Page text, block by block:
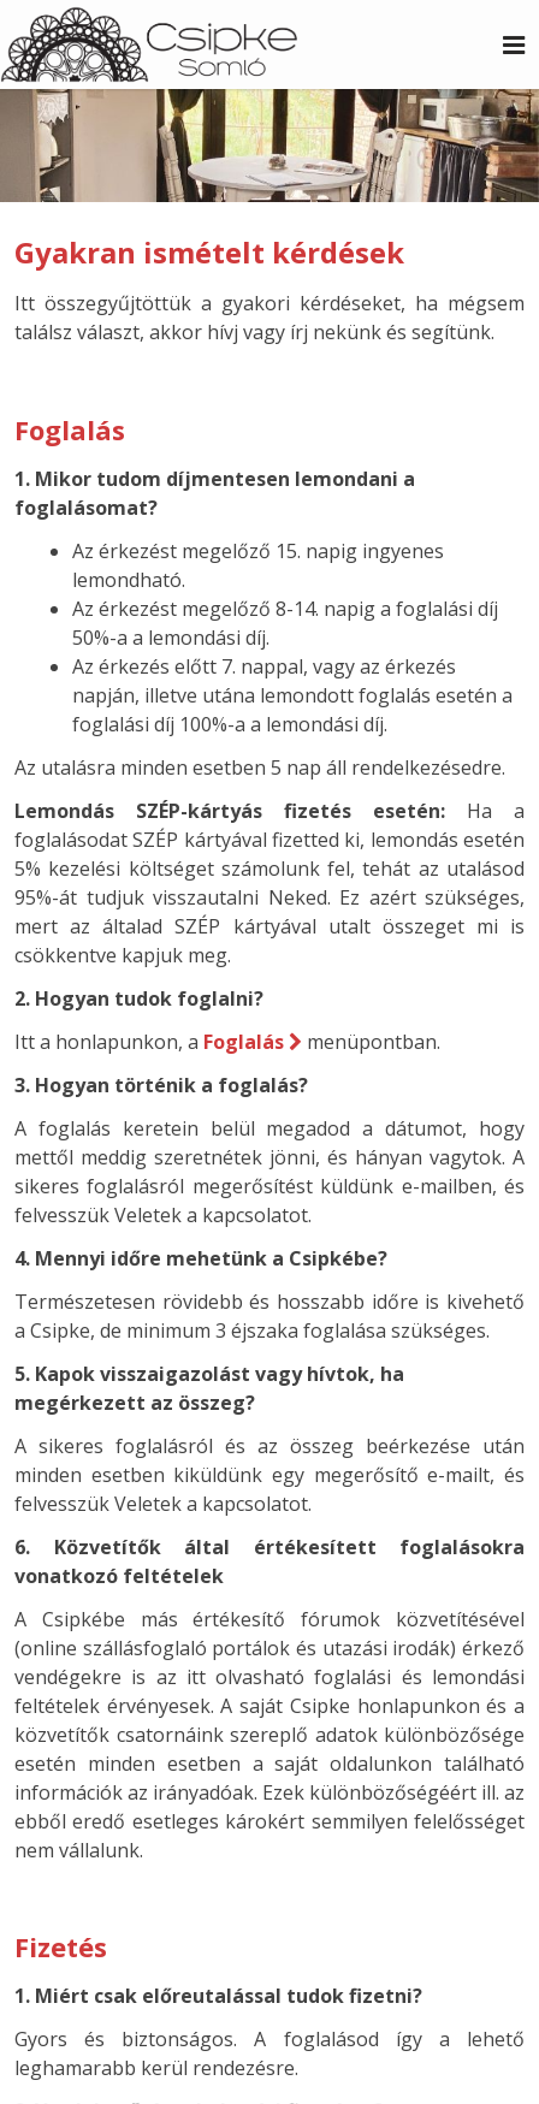
Gyakran ismételt kérdések
Itt összegyűjtöttük a gyakori kérdéseket, ha mégsem
találsz választ, akkor hívj vagy írj nekünk és segítünk.
Foglalás
1. Mikor tudom díjmentesen lemondani a
foglalásomat?
Az érkezést megelőző 15. napig ingyenes
lemondható.
Az érkezést megelőző 8-14. napig a foglalási díj
50%-a a lemondási díj.
Az érkezés előtt 7. nappal, vagy az érkezés
napján, illetve utána lemondott foglalás esetén a
foglalási díj 100%-a a lemondási díj.
Az utalásra minden esetben 5 nap áll rendelkezésedre.
Lemondás SZÉP-kártyás fizetés esetén: Ha a
foglalásodat SZÉP kártyával fizetted ki, lemondás esetén
5% kezelési költséget számolunk fel, tehát az utalásod
95%-át tudjuk visszautalni Neked. Ez azért szükséges,
mert az általad SZÉP kártyával utalt összeget mi is
csökkentve kapjuk meg.
2. Hogyan tudok foglalni?
Itt a honlapunkon, a Foglalás
menüpontban.
3. Hogyan történik a foglalás?
A foglalás keretein belül megadod a dátumot, hogy
mettől meddig szeretnétek jönni, és hányan vagytok. A
sikeres foglalásról megerősítést küldünk e-mailben, és
felvesszük Veletek a kapcsolatot.
4. Mennyi időre mehetünk a Csipkébe?
Természetesen rövidebb és hosszabb időre is kivehető
a Csipke, de minimum 3 éjszaka foglalása szükséges.
5. Kapok visszaigazolást vagy hívtok, ha
megérkezett az összeg?
A sikeres foglalásról és az összeg beérkezése után
minden esetben kiküldünk egy megerősítő e-mailt, és
felvesszük Veletek a kapcsolatot.
6. Közvetítők által értékesített foglalásokra
vonatkozó feltételek
A Csipkébe más értékesítő fórumok közvetítésével
(online szállásfoglaló portálok és utazási irodák) érkező
vendégekre is az itt olvasható foglalási és lemondási
feltételek érvényesek. A saját Csipke honlapunkon és a
közvetítők csatornáink szereplő adatok különbözősége
esetén minden esetben a saját oldalunkon található
információk az irányadóak. Ezek különbözőségéért ill. az
ebből eredő esetleges károkért semmilyen felelősséget
nem vállalunk.
Fizetés
1. Miért csak előreutalással tudok fizetni?
Gyors és biztonságos. A foglalásod így a lehető
leghamarabb kerül rendezésre.